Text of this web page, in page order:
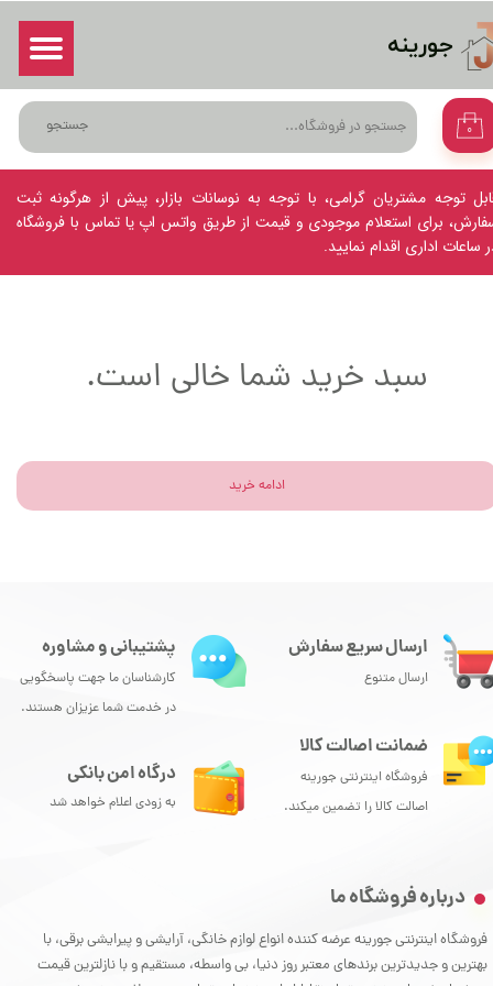
جستجو ۰
حساب کاربری من
تغییر گذر واژه
سفارشات
خروج از حساب کاربری
جورینه
توجه مشتریان گرامی، با توجه به نوسانات بازار، پیش از هرگونه ثبت
برای استعلام موجودی و قیمت از طریق واتس اپ یا تماس با فروشگاه
ساعات اداری اقدام نمایید.
سبد خرید شما خالی است.
ادامه خرید
ارسال سریع سفارش
ارسال متنوع
درگاه امن بانکی
به زودی اعلام خواهد شد
پشتیبانی و مشاوره
کارشناسان ما جهت پاسخگویی
در خدمت شما عزیزان هستند.
ضمانت اصالت کالا
فروشگاه اینترنتی جورینه
اصالت کالا را تضمین میکند.
درباره فروشگاه ما
فروشگاه اینترنتی جورینه عرضه کننده انواع لوازم خانگی، آرایشی و پیرایشی برقی، با
بهترین و جدیدترین برندهای معتبر روز دنیا، بی واسطه، مستقیم و با نازلترین قیمت